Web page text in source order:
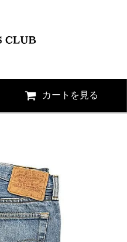
カートを見る